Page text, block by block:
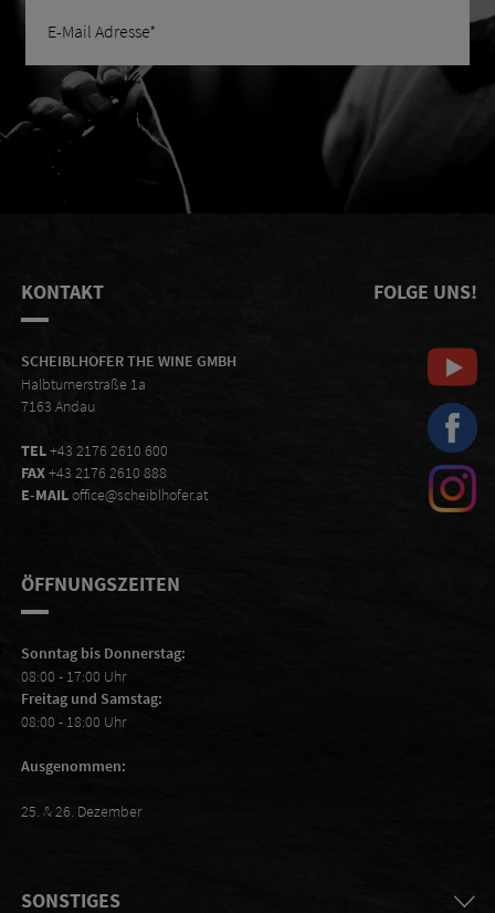
KONTAKT
SCHEIBLHOFER THE WINE GMBH
Halbturnerstraße 1a
7163 Andau
TEL+43 2176 2610 600
FAX+43 2176 2610 888
E-MAILoffice@scheiblhofer.at
FOLGE UNS!
ÖFFNUNGSZEITEN
Sonntag bis Donnerstag:
08:00 - 17:00 Uhr
Freitag und Samstag:
08:00 - 18:00 Uhr
Ausgenommen:
25. & 26. Dezember
SONSTIGES